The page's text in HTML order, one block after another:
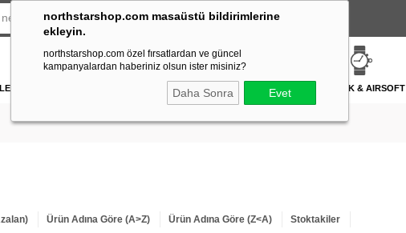
northstarshop.com masaüstü bildirimlerine
ekleyin.
northstarshop.com özel fırsatlardan ve güncel
kampanyalardan haberiniz olsun ister misiniz?
Daha Sonra Evet
FENER DAĞCILIK & İŞ GÜVENLİĞİ ATICILIK & AIRSOFT
Ürün Adına Göre (A>Z) Ürün Adına Göre (Z<A) Stoktakiler